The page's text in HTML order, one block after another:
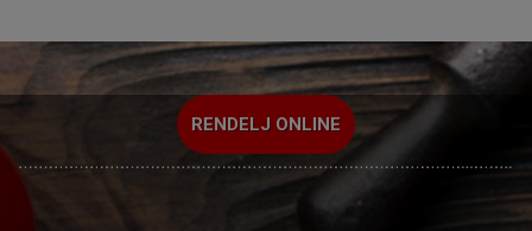
RENDELJ ONLINE